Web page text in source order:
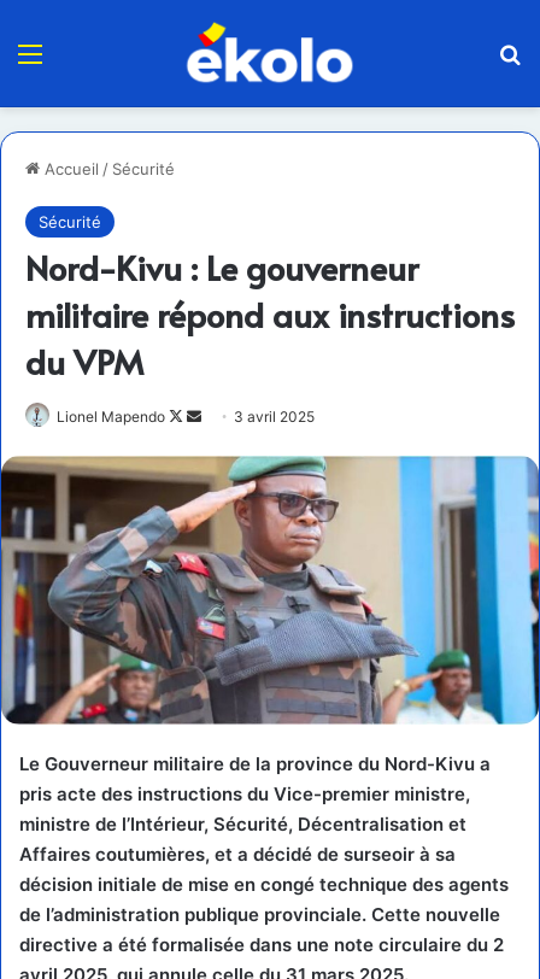
Menu
Accueil / Sécurité
Sécurité
Nord-Kivu : Le gouverneur
militaire répond aux instructions
du VPM
Lionel Mapendo
Follow
X
Envoyer
courriel
3 avril 2025
Le Gouverneur militaire de la province du Nord-Kivu a
pris acte des instructions du Vice-premier ministre,
ministre de l’Intérieur, Sécurité, Décentralisation et
Affaires coutumières, et a décidé de surseoir à sa
décision initiale de mise en congé technique des agents
de l’administration publique provinciale. Cette nouvelle
directive a été formalisée dans une note circulaire du 2